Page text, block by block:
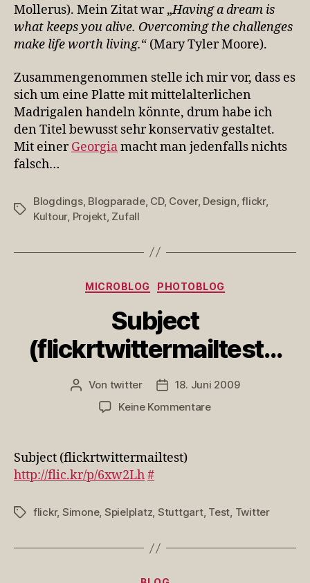
Mollerus). Mein Zitat war „Having a dream is
what keeps you alive. Overcoming the challenges
make life worth living.“ (Mary Tyler Moore).
Zusammengenommen stelle ich mir vor, dass es
sich um eine Platte mit mittelalterlichen
Madrigalen handeln könnte, drum habe ich
den Titel bewusst sehr konservativ gestaltet.
Mit einerGeorgiamacht man jedenfalls nichts
falsch…
Schlagwörter
Blogdings, Blogparade, CD, Cover, Design ,flickr,
Kultour, Projekt, Zufall
Kategorien
MICROBLOG PHOTOBLOG
Subject
(flickrtwittermailtest…
Beitragsautor
Von twitter Veröffentlichungsdatum
18. Juni 2009
Keine Kommentarezu
Subject (flickrtwittermailtest)
http://flic.kr/p/6xw2Lh#
Schlagwörter
flickr, Simone, Spielplatz, Stuttgart, Test, Twitter
Kategorien